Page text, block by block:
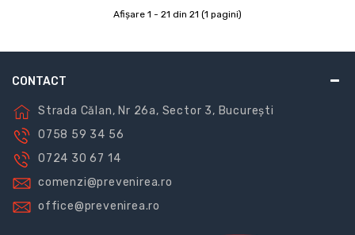
Afişare 1 - 21 din 21 (1 pagini)
CONTACT
Strada Călan, Nr 26a, Sector 3, București
0758 59 34 56
0724 30 67 14
comenzi@prevenirea.ro
office@prevenirea.ro